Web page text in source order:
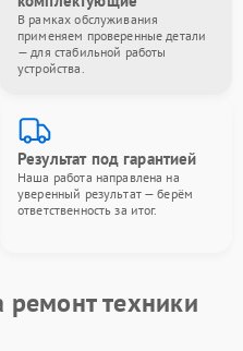
В рамках обслуживания
применяем проверенные детали
— для стабильной работы
устройства.
Результат под гарантией
Наша работа направлена на
уверенный результат — берём
ответственность за итог.
техники